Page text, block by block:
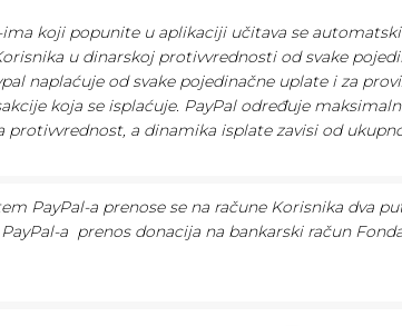
ima koji popunite u aplikaciji učitava se
u dinarskoj protivvrednosti od svake
naplaćuje od svake pojedinačne uplate i za
koja se isplaćuje. PayPal određuje
protivvrednost, a dinamika isplate zavisi od
PayPal-a prenose se na račune Korisnika dva
a prenos donacija na bankarski račun